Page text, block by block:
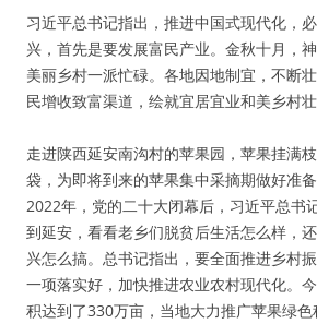
习近平总书记指出，推进中国式现代化，
兴，首先是要发展富民产业。金秋十月，神
美丽乡村一派忙碌。各地因地制宜，不断
民增收致富渠道，绘就宜居宜业和美乡村壮
走进陕西延安南沟村的苹果园，苹果挂满
袋，为即将到来的苹果集中采摘期做好准
2022年，党的二十大闭幕后，习近平总书
到延安，看看老乡们脱贫后生活怎么样，
兴怎么搞。总书记指出，要全面推进乡村
一项落实好，加快推进农业农村现代化。
积达到了330万亩，当地大力推广苹果绿